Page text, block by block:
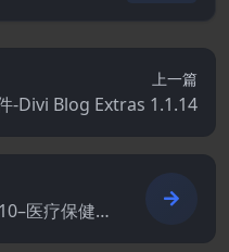
上一篇
-Divi Blog Extras 1.1.14
医疗保健